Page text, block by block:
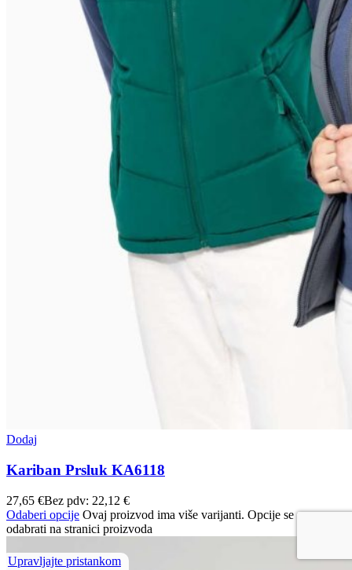
Dodaj
Kariban Prsluk KA6118
27,65 €Bez pdv: 22,12 €
Odaberi opcije Ovaj proizvod ima više varijanti. Opcije se mogu
odabrati na stranici proizvoda
Upravljajte pristankom